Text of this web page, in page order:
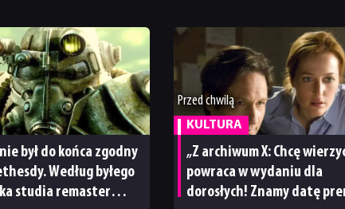
był do końca zgodny
Według byłego
studia remaster
Przed chwilą
KULTURA
„Z archiwum X: Chcę
powraca w wydaniu dla
dorosłych! Znamy datę